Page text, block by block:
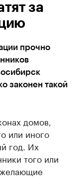
за
прочно
законен такой
домов,
или иного
год. Их
того или
желающие